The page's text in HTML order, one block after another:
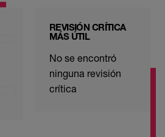
REVISIÓN CRÍTICA
MÁS ÚTIL
No se encontró
ninguna revisión
crítica